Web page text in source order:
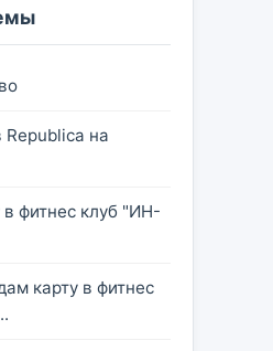
Republica на
фитнес клуб "ИН-
карту в фитнес